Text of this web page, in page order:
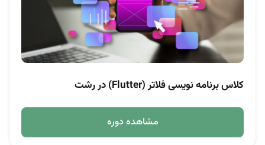
کلاس برنامه‌ نویسی فلاتر (Flutter) در رشت
مشاهده دوره